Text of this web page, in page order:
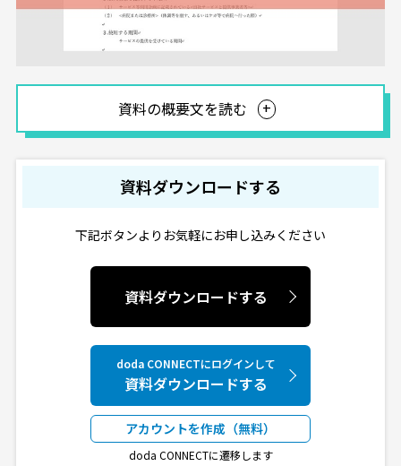
資料の概要文を読む
資料ダウンロードする
下記ボタンよりお気軽にお申し込みください
資料ダウンロードする
doda CONNECTにログインして
資料ダウンロードする
アカウントを作成（無料）
doda CONNECTに遷移します